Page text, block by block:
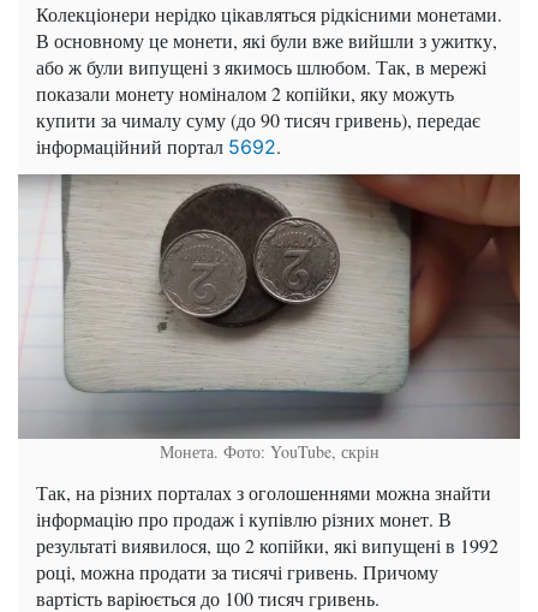
Колекціонери нерідко цікавляться рідкісними монетами.
В основному це монети, які були вже вийшли з ужитку,
або ж були випущені з якимось шлюбом. Так, в мережі
показали монету номіналом 2 копійки, яку можуть
купити за чималу суму (до 90 тисяч гривень), передає
інформаційний портал 5692.
Монета. Фото: YouTube, скрін
Так, на різних порталах з оголошеннями можна знайти
інформацію про продаж і купівлю різних монет. В
результаті виявилося, що 2 копійки, які випущені в 1992
році, можна продати за тисячі гривень. Причому
вартість варіюється до 100 тисяч гривень.